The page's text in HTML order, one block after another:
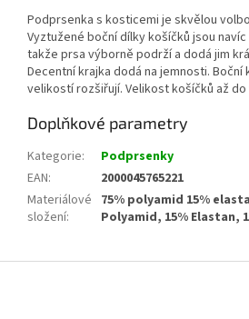
Podprsenka s kosticemi je skvělou
Vyztužené boční dílky košíčků jsou
takže prsa výborně podrží a dodá jim
Decentní krajka dodá na jemnosti.
velikostí rozšiřují. Velikost košíčků až
Doplňkové parametry
Kategorie:
Podprsenky
EAN:
2000045765221
Materiálové
složení:
75% polyamid 15%
Polyamid, 15% Elastan,